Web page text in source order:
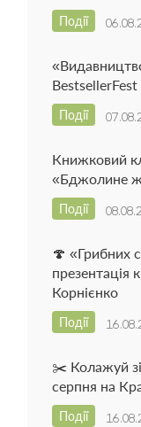
Події
BestsellerFest
Події
Книжковий
«Бджолине
Події
🍄 «Грибних
презентація
Корнієнко
Події
✂️ Колажуй
серпня на
Події